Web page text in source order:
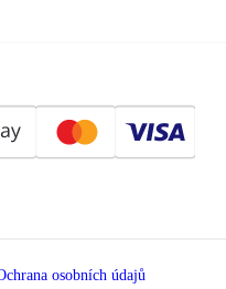
osobních údajů